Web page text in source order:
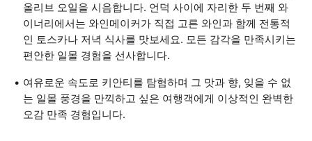
올리브 오일을 시음합니다. 언덕 사이에 자리한 두 번째 와
이너리에서는 와인메이커가 직접 고른 와인과 함께 전통적
인 토스카나 저녁 식사를 맛보세요. 모든 감각을 만족시키는
편안한 일몰 경험을 선사합니다.
여유로운 속도로 키안티를 탐험하며 그 맛과 향, 잊을 수 없
는 일몰 풍경을 만끽하고 싶은 여행객에게 이상적인 완벽한
오감 만족 경험입니다.